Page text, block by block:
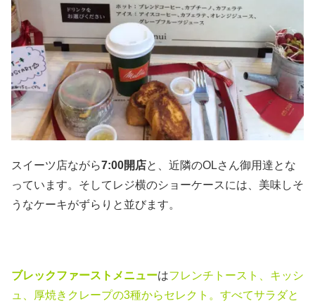
スイーツ店ながら7:00開店と、近隣のOLさん御用達とな
っています。そしてレジ横のショーケースには、美味しそ
うなケーキがずらりと並びます。
ブレックファーストメニューはフレンチトースト、キッシ
ュ、厚焼きクレープの3種からセレクト。すべてサラダと